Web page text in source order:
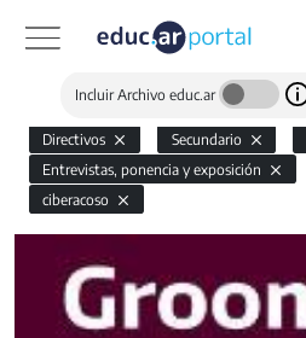
Incluir Archivo educ.ar
Directivos Secundario
Entrevistas, ponencia y exposición
ciberacoso